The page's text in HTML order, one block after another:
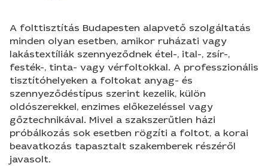
A folttisztítás Budapesten alapvető szolgáltatás
minden olyan esetben, amikor ruházati vagy
lakástextíliák szennyeződnek étel-, ital-, zsír-,
festék-, tinta- vagy vérfoltokkal. A professzionális
tisztítóhelyeken a foltokat anyag- és
szennyeződéstípus szerint kezelik, külön
oldószerekkel, enzimes előkezeléssel vagy
gőztechnikával. Mivel a szakszerűtlen házi
próbálkozás sok esetben rögzíti a foltot, a korai
beavatkozás tapasztalt szakemberek részéről
javasolt.